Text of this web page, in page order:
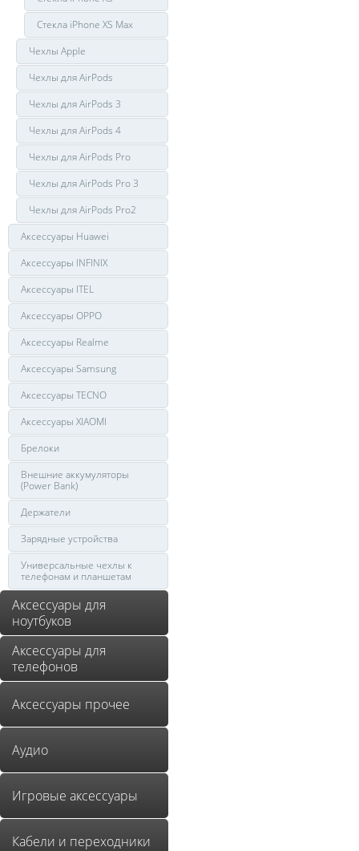
Стекла iPhone XS Max
Чехлы Apple
Чехлы для AirPods
Чехлы для AirPods 3
Чехлы для AirPods 4
Чехлы для AirPods Pro
Чехлы для AirPods Pro 3
Чехлы для AirPods Pro2
Аксессуары Huawei
Аксессуары INFINIX
Аксессуары ITEL
Аксессуары OPPO
Аксессуары Realme
Аксессуары Samsung
Аксессуары TECNO
Аксессуары XIAOMI
Брелоки
Внешние аккумуляторы
(Power Bank)
Держатели
Зарядные устройства
Универсальные чехлы к
телефонам и планшетам
Аксессуары для
ноутбуков
Аксессуары для
телефонов
Аксессуары прочее
Аудио
Игровые аксессуары
Кабели и переходники